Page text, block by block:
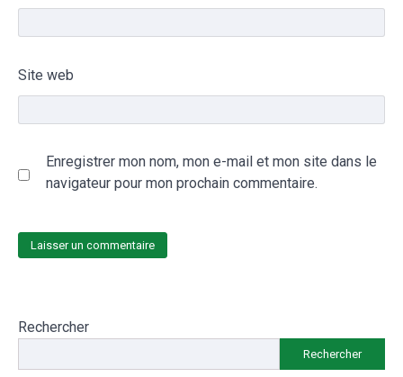
Site web
Enregistrer mon nom, mon e-mail et mon site dans le
navigateur pour mon prochain commentaire.
Rechercher
Rechercher